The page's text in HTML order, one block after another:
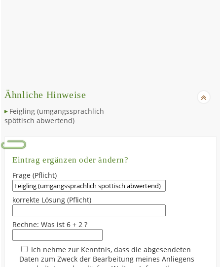
Ähnliche Hinweise
Feigling (umgangssprachlich
spöttisch abwertend)
Eintrag ergänzen oder ändern?
Frage (Pflicht)
korrekte Lösung (Pflicht)
Rechne: Was ist 6 + 2 ?
Ich nehme zur Kenntnis, dass die abgesendeten
Daten zum Zweck der Bearbeitung meines Anliegens